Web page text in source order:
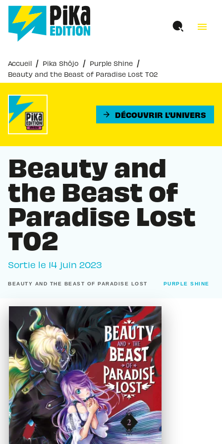
MENU RECHERCHE
PIED DE PAGE
menu
Accueil / Pika Shôjo / Purple Shine /
Beauty and the Beast of Paradise Lost T02
arrow_forward DÉCOUVRIR L'UNIVERS
Beauty and
the Beast of
Paradise Lost
T02
Sortie le 14 juin 2023
BEAUTY AND THE BEAST OF PARADISE LOST PURPLE SHINE